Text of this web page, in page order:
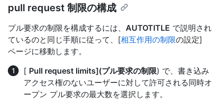
pull request 制限の構成
プル要求の制限を構成するには、 AUTOTITLE で説明され
ているのと同じ手順に従って、[相互作用の制限の設定]
ページに移動します。
[ Pull request limits](プル要求の制限) で、書き込み
アクセス権のないユーザーに対して許可される同時オ
ープン プル要求の最大数を選択します。